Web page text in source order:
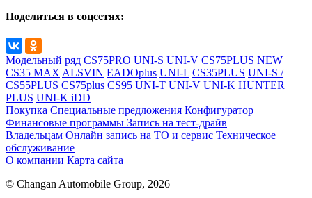
Поделиться в соцсетях:
Модельный ряд CS75PRO UNI-S UNI-V CS75PLUS NEW
CS35 MAX ALSVIN EADOplus UNI-L CS35PLUS UNI-S /
CS55PLUS CS75plus CS95 UNI-T UNI-V UNI-K HUNTER
PLUS UNI-K iDD
Покупка Специальные предложения Конфигуратор
Финансовые программы Запись на тест-драйв
Владельцам Онлайн запись на ТО и сервис Техническое
обслуживание
О компании Карта сайта
© Changan Automobile Group, 2026